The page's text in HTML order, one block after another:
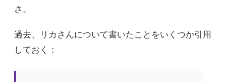
さ。
過去、リカさんについて書いたことをいくつか引用
しておく：